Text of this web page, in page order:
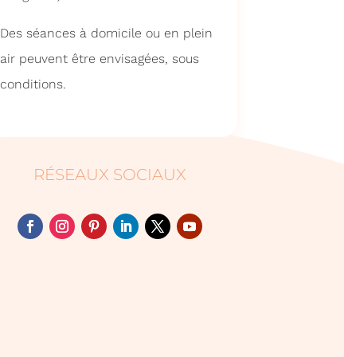
Des séances à domicile ou en plein
air peuvent être envisagées, sous
conditions.
RÉSEAUX SOCIAUX